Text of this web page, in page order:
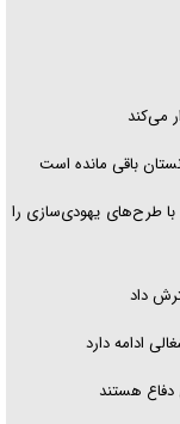
می‌کند
باقی مانده است
طرح‌های یهودی‌سازی را
داد
ادامه دارد
هستند